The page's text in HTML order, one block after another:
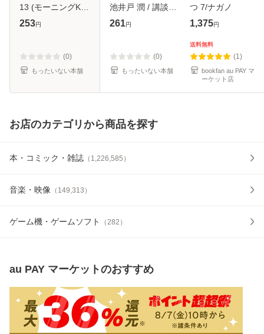
13 (モーニングKC
1707) / 田島隆、東
送料無料】
253円
(0)
もったいない本舗
池井戸 潤 / 講談社
[文庫]【メール便送
261円
(0)
もったいない本舗
つ 7/ナガノ
1,375円
送料無料
(1)
bookfan au PAY マ
ーケット店
お店のカテゴリから商品を探す
本・コミック・雑誌 （ 1,226,585 ）
音楽・映像 （ 149,313 ）
ゲーム機・ゲームソフト （282 ）
au PAY マーケットのおすすめ